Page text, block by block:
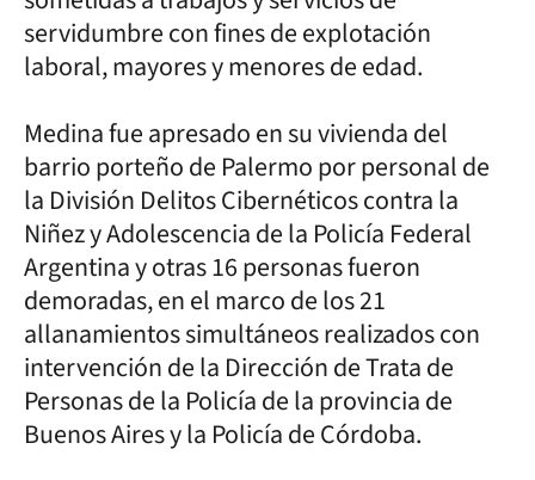
servidumbre con fines de explotación
laboral, mayores y menores de edad.
Medina fue apresado en su vivienda del
barrio porteño de Palermo por personal de
la División Delitos Cibernéticos contra la
Niñez y Adolescencia de la Policía Federal
Argentina y otras 16 personas fueron
demoradas, en el marco de los 21
allanamientos simultáneos realizados con
intervención de la Dirección de Trata de
Personas de la Policía de la provincia de
Buenos Aires y la Policía de Córdoba.